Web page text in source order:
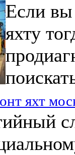
Если
яхту
яхт